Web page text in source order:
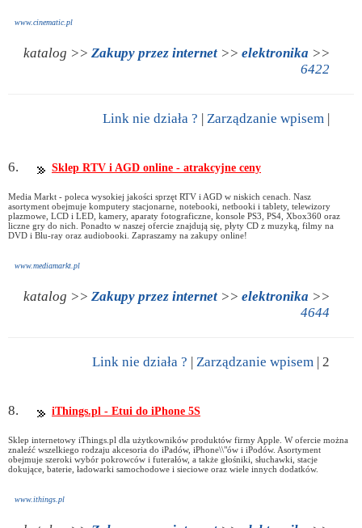
www.cinematic.pl
katalog >> Zakupy przez internet >> elektronika >>
6422
Link nie działa ? | Zarządzanie wpisem |
6. Sklep RTV i AGD online - atrakcyjne ceny
Media Markt - poleca wysokiej jakości sprzęt RTV i AGD w niskich cenach. Nasz
asortyment obejmuje komputery stacjonarne, notebooki, netbooki i tablety, telewizory
plazmowe, LCD i LED, kamery, aparaty fotograficzne, konsole PS3, PS4, Xbox360 oraz
liczne gry do nich. Ponadto w naszej ofercie znajdują się, płyty CD z muzyką, filmy na
DVD i Blu-ray oraz audiobooki. Zapraszamy na zakupy online!
www.mediamarkt.pl
katalog >> Zakupy przez internet >> elektronika >>
4644
Link nie działa ? | Zarządzanie wpisem | 2
8. iThings.pl - Etui do iPhone 5S
Sklep internetowy iThings.pl dla użytkowników produktów firmy Apple. W ofercie można
znaleźć wszelkiego rodzaju akcesoria do iPadów, iPhone\\"ów i iPodów. Asortyment
obejmuje szeroki wybór pokrowców i futerałów, a także głośniki, słuchawki, stacje
dokujące, baterie, ładowarki samochodowe i sieciowe oraz wiele innych dodatków.
www.ithings.pl